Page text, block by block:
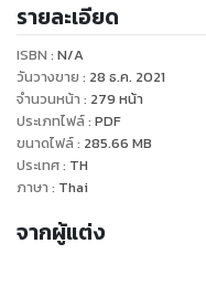
รายละเอียด
ISBN : N/A
วันวางขาย : 28 ธ.ค. 2021
จำนวนหน้า : 279 หน้า
ประเภทไฟล์: PDF
ขนาดไฟล์: 285.66 MB
ประเทศ: TH
ภาษา : Thai
จากผู้แต่ง